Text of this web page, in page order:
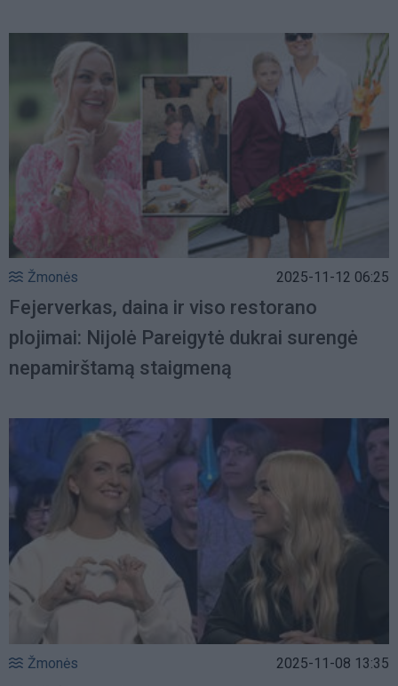
Žmonės 2025-11-12 06:25
Fejerverkas, daina ir viso restorano
plojimai: Nijolė Pareigytė dukrai surengė
nepamirštamą staigmeną
Žmonės 2025-11-08 13:35